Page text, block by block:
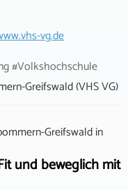
vg.de
#Volkshochschule
Greifswald (VHS VG)
Greifswaldin
und beweglich mit